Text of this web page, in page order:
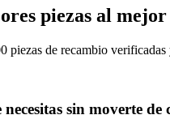
piezas al
piezas de recambio
sin moverte de